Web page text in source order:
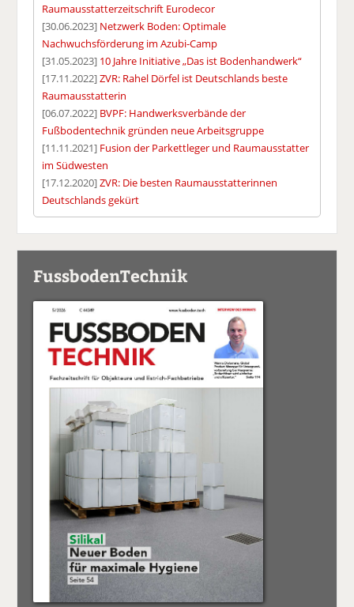
Raumausstatterzeitschrift Eurodecor
[30.06.2023] Netzwerk Boden: Optimale
Nachwuchsförderung im Azubi-Camp
[31.05.2023] 10 Jahre Initiative „Das ist Bodenhandwerk“
[17.11.2022]ZVR: Rahel Dörfel ist Deutschlands beste
Raumausstatterin
[06.07.2022] BVPF: Handwerksverbände der
Fußbodentechnik gründen neue Arbeitsgruppe
[11.11.2021] Fusion der Parkettleger und Raumausstatter
im Südwesten
[17.12.2020]ZVR: Die besten Raumausstatterinnen
Deutschlands gekürt
FussbodenTechnik